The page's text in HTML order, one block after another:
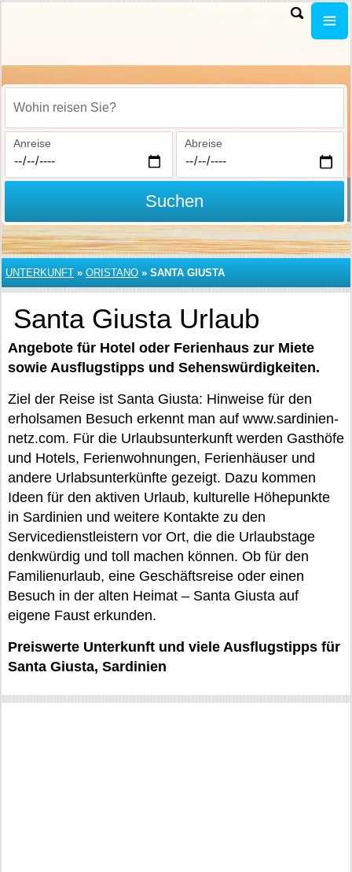
Wohin reisen Sie?
Anreise Abreise
Suchen
UNTERKUNFT » ORISTANO » SANTA GIUSTA
Santa Giusta Urlaub
Angebote für Hotel oder Ferienhaus zur Miete
sowie Ausflugstipps und Sehenswürdigkeiten.
Ziel der Reise ist Santa Giusta: Hinweise für den
erholsamen Besuch erkennt man auf www.sardinien-
netz.com. Für die Urlaubsunterkunft werden Gasthöfe
und Hotels, Ferienwohnungen, Ferienhäuser und
andere Urlabsunterkünfte gezeigt. Dazu kommen
Ideen für den aktiven Urlaub, kulturelle Höhepunkte
in Sardinien und weitere Kontakte zu den
Servicedienstleistern vor Ort, die die Urlaubstage
denkwürdig und toll machen können. Ob für den
Familienurlaub, eine Geschäftsreise oder einen
Besuch in der alten Heimat – Santa Giusta auf
eigene Faust erkunden.
Preiswerte Unterkunft und viele Ausflugstipps für
Santa Giusta, Sardinien